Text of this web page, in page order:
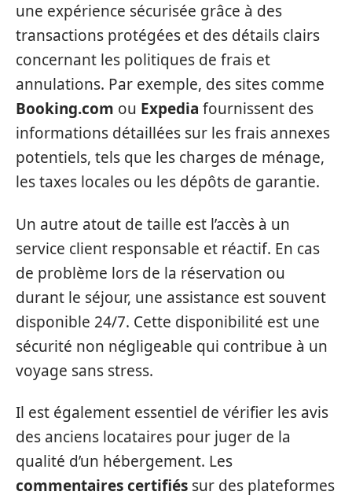
une expérience sécurisée grâce à des
transactions protégées et des détails clairs
concernant les politiques de frais et
annulations. Par exemple, des sites comme
Booking.com ou Expedia fournissent des
informations détaillées sur les frais annexes
potentiels, tels que les charges de ménage,
les taxes locales ou les dépôts de garantie.
Un autre atout de taille est l’accès à un
service client responsable et réactif. En cas
de problème lors de la réservation ou
durant le séjour, une assistance est souvent
disponible 24/7. Cette disponibilité est une
sécurité non négligeable qui contribue à un
voyage sans stress.
Il est également essentiel de vérifier les avis
des anciens locataires pour juger de la
qualité d’un hébergement. Les
commentaires certifiés sur des plateformes